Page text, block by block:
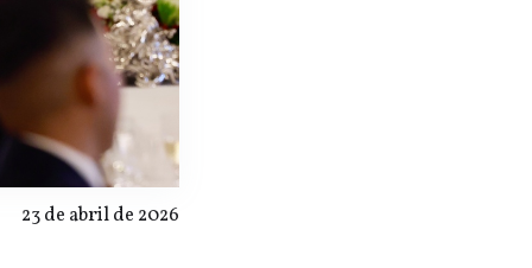
23 de abril de 2026